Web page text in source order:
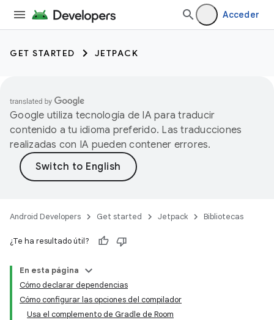
Acceder
GET STARTED JETPACK
Google utiliza tecnología de IA para traducir
contenido a tu idioma preferido. Las traducciones
realizadas con IA pueden contener errores.
Android Developers Get started Jetpack Bibliotecas
¿Te ha resultado útil?
En esta página
Cómo declarar dependencias
Cómo configurar las opciones del compilador
Usa el complemento de Gradle de Room